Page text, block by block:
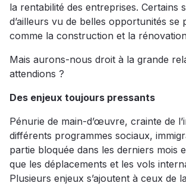
la rentabilité des entreprises. Certains
d’ailleurs vu de belles opportunités se
comme la construction et la
Mais aurons-nous droit à la grande
attendions ?
Des enjeux toujours pressants
Pénurie de main-d’œuvre, crainte de
différents programmes sociaux,
partie bloquée dans les derniers mois
que les déplacements et les vols
Plusieurs enjeux s’ajoutent à ceux de